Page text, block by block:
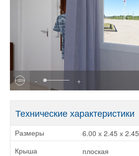
- +
Технические характеристики
Размеры 6.00 х 2.45 х 2.45
Крыша плоская